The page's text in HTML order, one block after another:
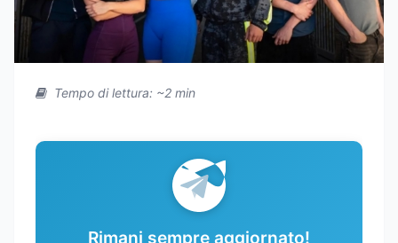
Tempo di lettura: ~2 min
Rimani sempre aggiornato!